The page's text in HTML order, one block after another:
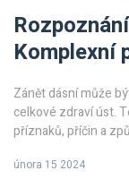
Komplexní
Zánět dásní může
celkové zdraví úst.
příznaků, příčin a
spojených se
února 15 2024